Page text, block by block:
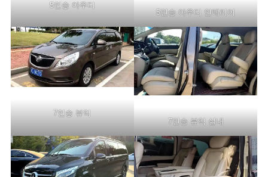
5인승 아우디
5인승 아우디 인테리어
7인승 뷰익
7인승 뷰익 실내